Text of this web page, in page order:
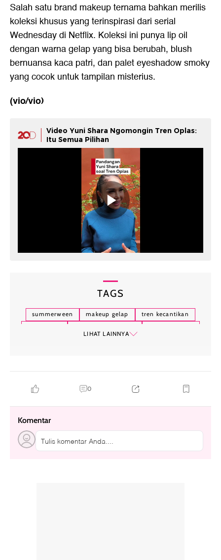
Salah satu brand makeup ternama bahkan merilis
koleksi khusus yang terinspirasi dari serial
Wednesday di Netflix. Koleksi ini punya lip oil
dengan warna gelap yang bisa berubah, blush
bernuansa kaca patri, dan palet eyeshadow smoky
yang cocok untuk tampilan misterius.
(vio/vio)
Video Yuni Shara Ngomongin Tren Oplas:
Itu Semua Pilihan
TAGS
summerween makeup gelap
tren kecantikan
LIHAT LAINNYA
0
Komentar
Tulis komentar Anda....